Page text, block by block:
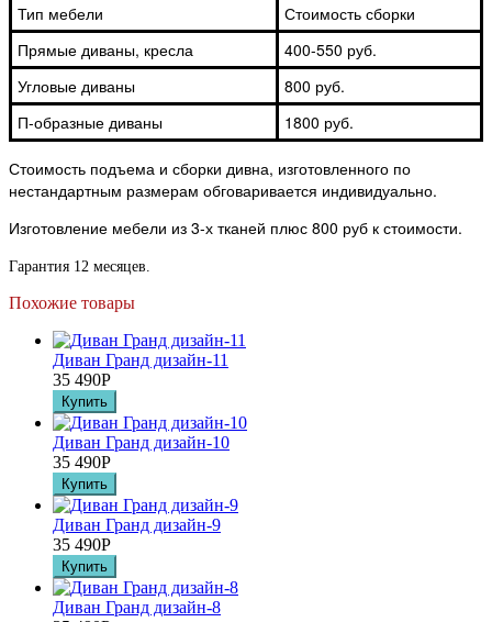
Тип мебели
Стоимость сборки
Прямые диваны, кресла
400-550 руб.
Угловые диваны
800 руб.
П-образные диваны
1800 руб.
Стоимость подъема и сборки дивна, изготовленного по
нестандартным размерам обговаривается индивидуально.
Изготовление мебели из 3-х тканей плюс 800 руб к стоимости.
Гарантия 12 месяцев.
Похожие товары
Диван Гранд дизайн-11
35 490Р
Диван Гранд дизайн-10
35 490Р
Диван Гранд дизайн-9
35 490Р
Диван Гранд дизайн-8